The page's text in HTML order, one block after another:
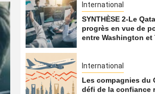
International
SYNTHÈSE 2-Le
progrès en vue de
entre Washington et
International
Les compagnies du
défi de la confiance